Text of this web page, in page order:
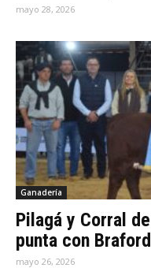
mayo 28, 2026
Ganadería
Pilagá y Corral
punta con
mayo 26, 2026